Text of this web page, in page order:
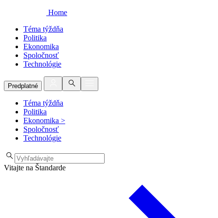
Home
Téma týždňa
Politika
Ekonomika
Spoločnosť
Technológie
Predplatné
Téma týždňa
Politika
Ekonomika >
Spoločnosť
Technológie
Vitajte na Štandarde